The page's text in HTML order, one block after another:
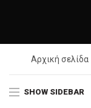
Αρχική σελίδα
SHOW SIDEBAR